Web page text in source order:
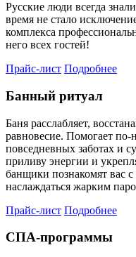
Русские люди всегда
время не стало
комплекса
него всех гостей!
Прайс-лист Подробнее
Банный ритуал
Баня расслабляет,
равновесие. Помогает по-
повседневных заботах и
приливу энергии и
банщики познакомят вас
наслаждаться жарким
Прайс-лист Подробнее
СПА-программы